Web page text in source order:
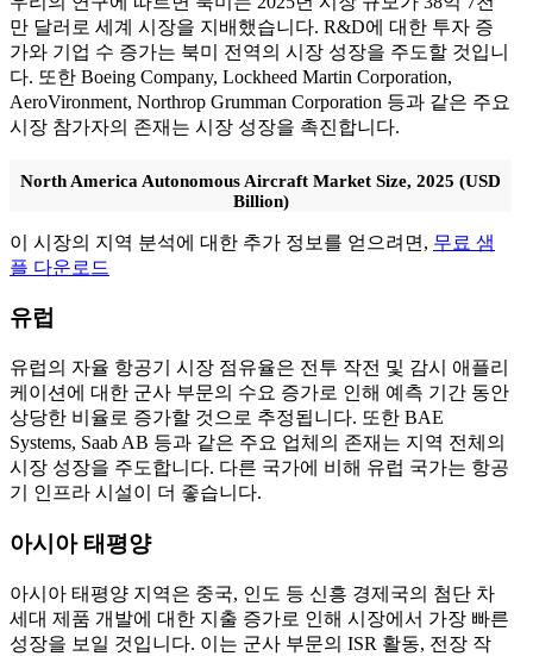
만 달러로 세계 시장을 지배했습니다. R&D에 대한 투자 증
가와 기업 수 증가는 북미 전역의 시장 성장을 주도할 것입니
다. 또한 Boeing Company, Lockheed Martin Corporation,
AeroVironment, Northrop Grumman Corporation 등과 같은 주요
시장 참가자의 존재는 시장 성장을 촉진합니다.
North America Autonomous Aircraft Market Size, 2025 (USD
Billion)
이 시장의 지역 분석에 대한 추가 정보를 얻으려면, 무료 샘
플 다운로드
유럽
유럽의 자율 항공기 시장 점유율은 전투 작전 및 감시 애플리
케이션에 대한 군사 부문의 수요 증가로 인해 예측 기간 동안
상당한 비율로 증가할 것으로 추정됩니다. 또한 BAE
Systems, Saab AB 등과 같은 주요 업체의 존재는 지역 전체의
시장 성장을 주도합니다. 다른 국가에 비해 유럽 국가는 항공
기 인프라 시설이 더 좋습니다.
아시아 태평양
아시아 태평양 지역은 중국, 인도 등 신흥 경제국의 첨단 차
세대 제품 개발에 대한 지출 증가로 인해 시장에서 가장 빠른
성장을 보일 것입니다. 이는 군사 부문의 ISR 활동, 전장 작